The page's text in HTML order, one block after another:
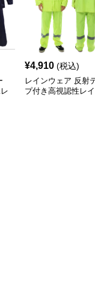
¥4,910 (税込)
レインウェア 反射
プ付き高視認性レ